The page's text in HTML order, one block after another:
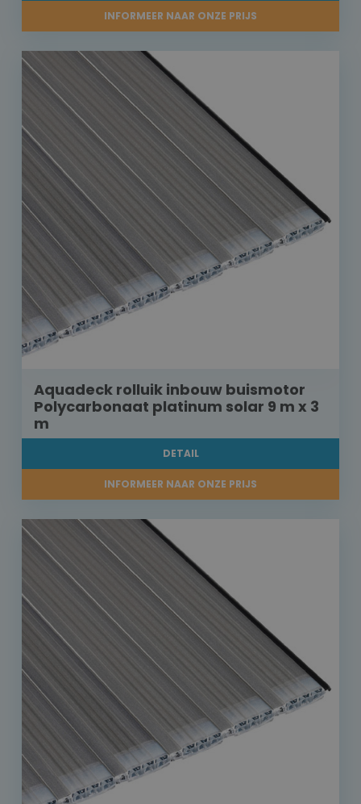
INFORMEER NAAR ONZE PRIJS
Aquadeck rolluik inbouw buismotor
Polycarbonaat platinum solar 9 m x 3
m
DETAIL
INFORMEER NAAR ONZE PRIJS